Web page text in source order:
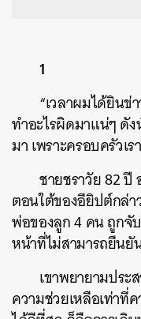
1
“เวลาผมได้ยิน
ทำอะไรผิดมาแน่ๆ ดั
มา เพราะครอบครัวเ
ชายชราวัย 82
ตอนใต้ของอียิปต์กล่า
พ่อของลูก 4 คน ถูกจั
หน้าที่ไม่สามารถยืนยั
เขาพยายามปร
ความช่วยเหลือเท่าที่